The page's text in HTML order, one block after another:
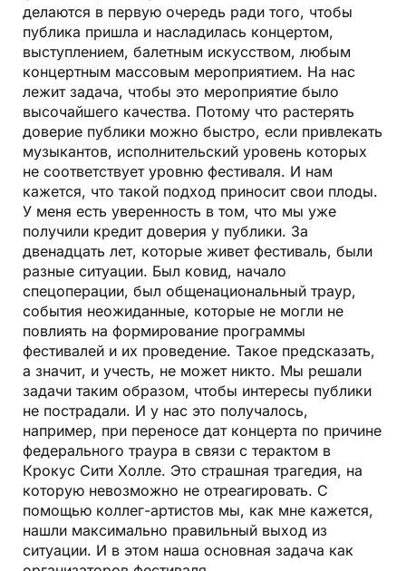
делаются в первую очередь ради того, чтобы
публика пришла и насладилась концертом,
выступлением, балетным искусством, любым
концертным массовым мероприятием. На нас
лежит задача, чтобы это мероприятие было
высочайшего качества. Потому что растерять
доверие публики можно быстро, если привлекать
музыкантов, исполнительский уровень которых
не соответствует уровню фестиваля. И нам
кажется, что такой подход приносит свои плоды.
У меня есть уверенность в том, что мы уже
получили кредит доверия у публики. За
двенадцать лет, которые живет фестиваль, были
разные ситуации. Был ковид, начало
спецоперации, был общенациональный траур,
события неожиданные, которые не могли не
повлиять на формирование программы
фестивалей и их проведение. Такое предсказать,
а значит, и учесть, не может никто. Мы решали
задачи таким образом, чтобы интересы публики
не пострадали. И у нас это получалось,
например, при переносе дат концерта по причине
федерального траура в связи с терактом в
Крокус Сити Холле. Это страшная трагедия, на
которую невозможно не отреагировать. С
помощью коллег-артистов мы, как мне кажется,
нашли максимально правильный выход из
ситуации. И в этом наша основная задача как